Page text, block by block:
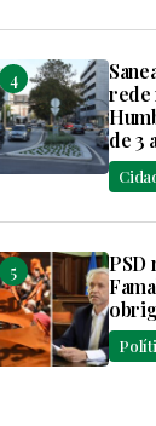
rede
de 3
PSD